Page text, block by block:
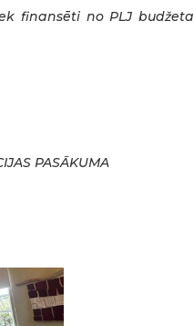
finansēti no PLJ budžeta
PASĀKUMA